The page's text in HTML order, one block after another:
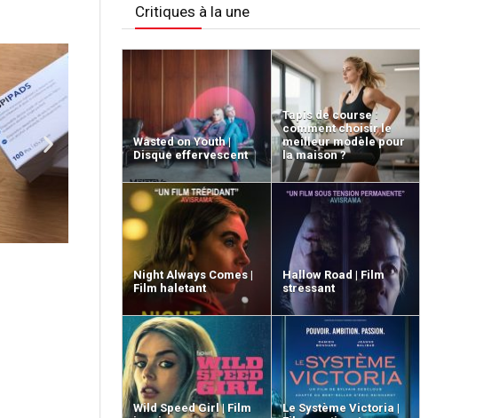
Critiques à la une
Wasted on Youth |
Disque effervescent
Tapis de course :
comment choisir le
meilleur modèle pour
la maison ?
Night Always Comes |
Film haletant
Hallow Road | Film
stressant
Wild Speed Girl | Film
Le Système Victoria |